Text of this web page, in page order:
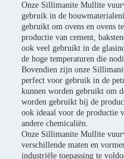
Onze Sillimanite Mullite
gebruik in de
gebruikt om ovens en ovens
productie van cement,
ook veel gebruikt in de
de hoge temperaturen die
Bovendien zijn onze
perfect voor gebruik in de
kunnen worden gebruikt om
worden gebruikt bij de
ook ideaal voor de productie
andere chemicaliën.
Onze Sillimanite Mullite
verschillende maten en
industriële toepassing te